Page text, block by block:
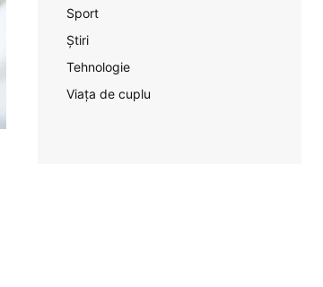
Sport
Știri
Tehnologie
Viața de cuplu